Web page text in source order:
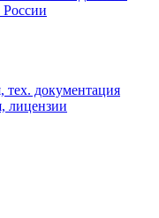
тех. документация
лицензии